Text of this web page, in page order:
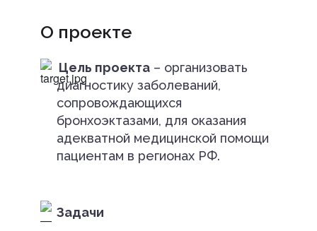
О проекте
Цель проекта – организовать
диагностику заболеваний,
сопровождающихся
бронхоэктазами, для оказания
адекватной медицинской помощи
пациентам в регионах РФ.
Задачи